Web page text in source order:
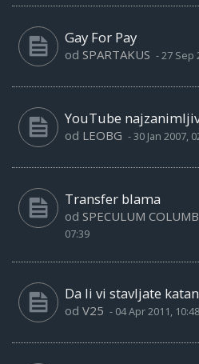
Gay For Pay
od SPARTAKUS -27 Sep
YouTube
od LEOBG -30 Jan 2007,
Transfer blama
od SPECULUM
07:39
Da li vi stavljate
od V25 - 04 Apr 2011, 10:48